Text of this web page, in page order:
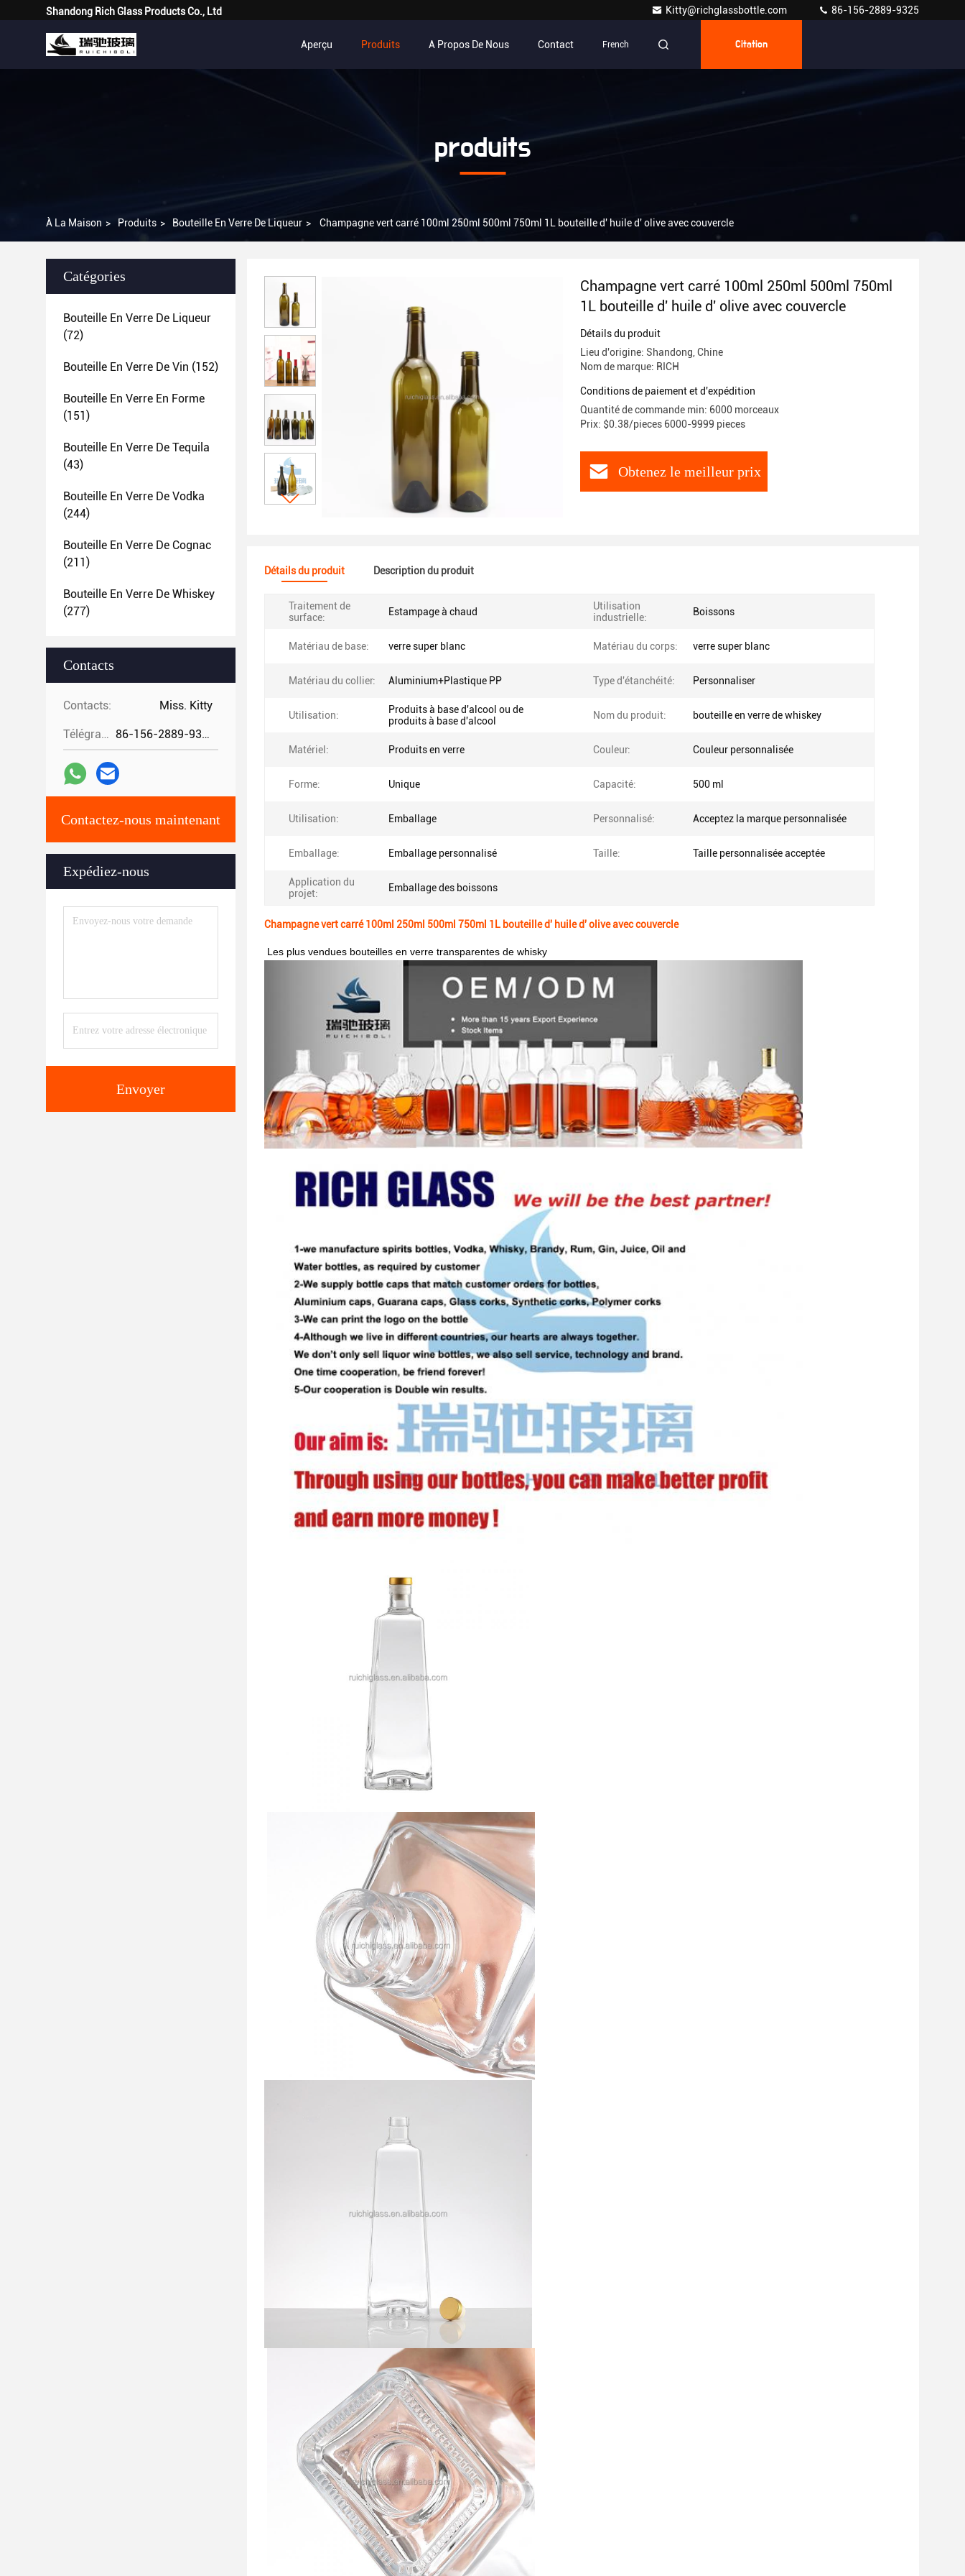
Shandong Rich Glass Products Co., Ltd Kitty@richglassbottle.com 86-156-2889-9325
Aperçu Produits A Propos De Nous Contact French Citation
produits
À La Maison > Produits > Bouteille En Verre De Liqueur > Champagne vert carré 100ml 250ml 500ml 750ml 1L bouteille d' huile d' olive avec couvercle
Catégories
Bouteille En Verre De Liqueur
(72)
Bouteille En Verre De Vin (152)
Bouteille En Verre En Forme
(151)
Bouteille En Verre De Tequila
(43)
Bouteille En Verre De Vodka
(244)
Bouteille En Verre De Cognac
(211)
Bouteille En Verre De Whiskey
(277)
Contacts
Contacts: Miss. Kitty
Télégramme: 86-156-2889-9325
Contactez-nous maintenant
Expédiez-nous
Envoyer
Champagne vert carré 100ml 250ml 500ml 750ml
1L bouteille d' huile d' olive avec couvercle
Détails du produit
Lieu d'origine: Shandong, Chine
Nom de marque: RICH
Conditions de paiement et d'expédition
Quantité de commande min: 6000 morceaux
Prix: $0.38/pieces 6000-9999 pieces
Obtenez le meilleur prix
Détails du produit Description du produit
Traitement de
surface:
Estampage à chaud
Utilisation
industrielle:
Boissons
Matériau de base: verre super blanc Matériau du corps: verre super blanc
Matériau du collier: Aluminium+Plastique PP Type d'étanchéité: Personnaliser
Utilisation:
Produits à base d'alcool ou de
produits à base d'alcool
Nom du produit: bouteille en verre de whiskey
Matériel: Produits en verre Couleur: Couleur personnalisée
Forme: Unique Capacité: 500 ml
Utilisation: Emballage Personnalisé: Acceptez la marque personnalisée
Emballage: Emballage personnalisé Taille: Taille personnalisée acceptée
Application du
projet:
Emballage des boissons
Champagne vert carré 100ml 250ml 500ml 750ml 1L bouteille d' huile d' olive avec couvercle
Les plus vendues bouteilles en verre transparentes de whisky